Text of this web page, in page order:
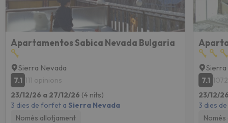
Apartamentos Sabica Nevada Bulgaria
Sierra Nevada
7.1 111 opinions
23/12/26 a 27/12/26 (4 nits)
3 dies de forfet a Sierra Nevada
Només allotjament
7.1
23/12/
3 dies